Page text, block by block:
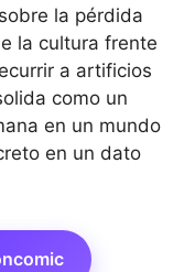
la pérdida
la cultura frente
a artificios
como un
en un mundo
en un dato